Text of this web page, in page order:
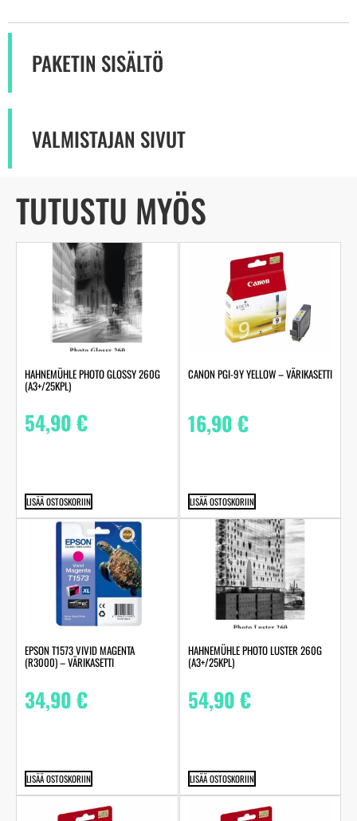
PAKETIN SISÄLTÖ
VALMISTAJAN SIVUT
TUTUSTU MYÖS
HAHNEMÜHLE PHOTO GLOSSY 260G
(A3+/25KPL)
54,90€
LISÄÄ OSTOSKORIIN
CANON PGI-9Y YELLOW – VÄRIKASETTI
16,90€
LISÄÄ OSTOSKORIIN
EPSON T1573 VIVID MAGENTA
(R3000) – VÄRIKASETTI
34,90€
LISÄÄ OSTOSKORIIN
HAHNEMÜHLE PHOTO LUSTER 260G
(A3+/25KPL)
54,90€
LISÄÄ OSTOSKORIIN